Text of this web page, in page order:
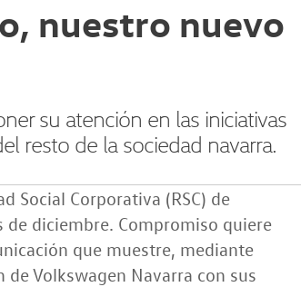
nuestro nuevo
su atención en las iniciativas
resto de la sociedad navarra.
Social Corporativa (RSC) de
diciembre. Compromiso quiere
que muestre, mediante
Volkswagen Navarra con sus